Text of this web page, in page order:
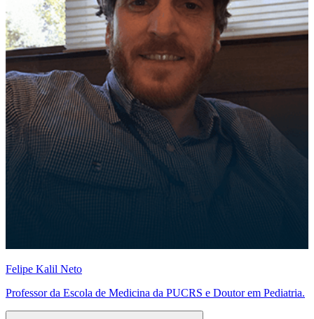
Felipe Kalil Neto
Professor da Escola de Medicina da PUCRS e Doutor em Pediatria.